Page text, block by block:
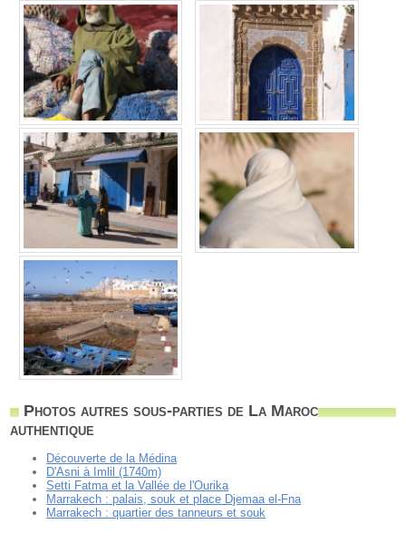
Photos autres sous-parties de La Maroc
authentique
Découverte de la Médina
D'Asni à Imlil (1740m)
Setti Fatma et la Vallée de l'Ourika
Marrakech : palais, souk et place Djemaa el-Fna
Marrakech : quartier des tanneurs et souk